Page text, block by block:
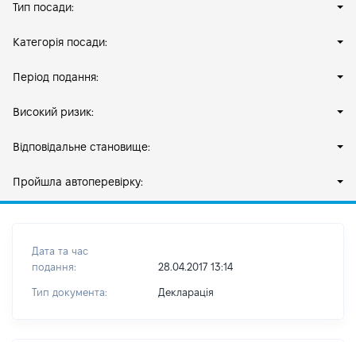
Тип посади:
Категорія посади:
Період подання:
Високий ризик:
Відповідальне становище:
Пройшла автоперевірку:
Дата та час
подання:
28.04.2017 13:14
Тип документа: Декларація